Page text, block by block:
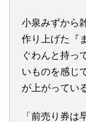
小泉みずから
作り上げた『
ぐわんと持っ
いものを感じ
が上がってい
「前売り券は